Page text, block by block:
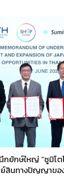
ยักษ์ใหญ่ “ซูมิโต
สินทางปัญญาขอ